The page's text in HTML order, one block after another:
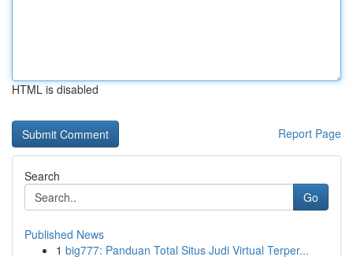
HTML is disabled
Report Page
Search
Go
Published News
1 big777: Panduan Total Situs Judi Virtual Terper...